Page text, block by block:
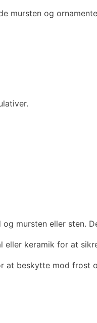
mursten og
mursten eller sten.
eller keramik for at
at beskytte mod frost